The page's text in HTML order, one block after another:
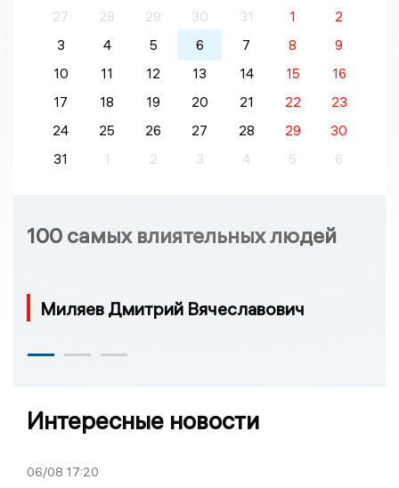
27
28 29 30 31 1
2
3
4 5 6 7 8
9
10
11 12 13 14 15
16
17
18 19 20 21 22
23
24
25 26 27 28 29
30
31
1 2 3 4 5 6
100 самых влиятельных людей
Миляев Дмитрий Вячеславович
Интересные новости
06/08 17:20